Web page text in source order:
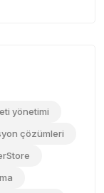
yönetimi
çözümleri